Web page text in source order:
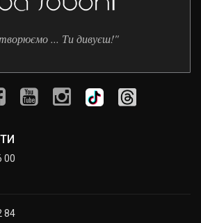
... Ти дивуєш!"
00
84